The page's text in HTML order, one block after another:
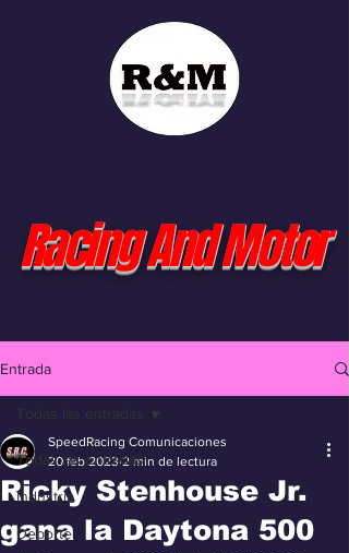
Racing And Motor
Entrada
Todas las entradas
Industria
Deporte
Todas las entradas
Ricky Stenhouse Jr.
gana la Daytona 500
SpeedRacing Comunicaciones
20 feb 2023 2 min de lectura